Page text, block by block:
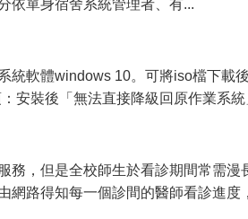
依單身宿舍系統管理者、有...
統軟體windows 10。可將iso檔下載
安裝後「無法直接降級回原作業系統
務，但是全校師生於看診期間常需
網路得知每一個診間的醫師看診進